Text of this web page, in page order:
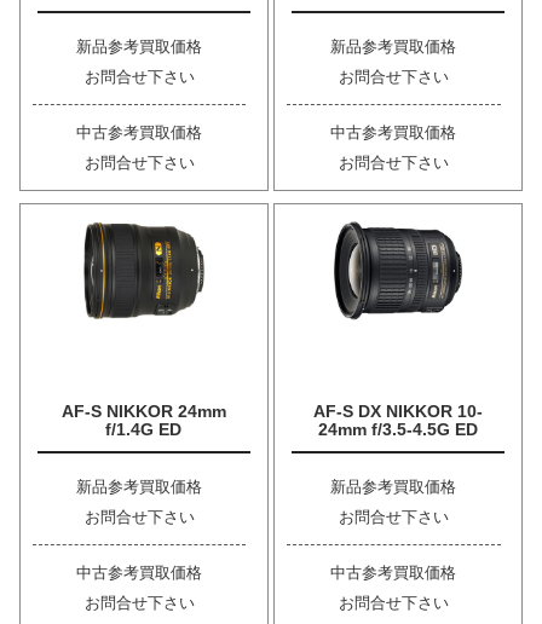
新品参考買取価格
お問合せ下さい
中古参考買取価格
お問合せ下さい
新品参考買取価格
お問合せ下さい
中古参考買取価格
お問合せ下さい
AF-S NIKKOR 24mm
f/1.4G ED
新品参考買取価格
お問合せ下さい
中古参考買取価格
お問合せ下さい
AF-S DX NIKKOR 10-
24mm f/3.5-4.5G ED
新品参考買取価格
お問合せ下さい
中古参考買取価格
お問合せ下さい